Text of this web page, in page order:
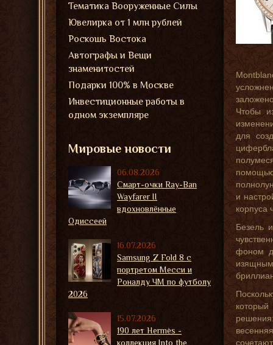
Чтобы
для
и
корпуса
Безель
фоном
который
Тематика Вооруженные Силы
Ювелирка от 1 млн рублей
Роскошь Востока
Автографы и Вещи
знаменитостей
Подарки 100% в Москве
Инвестиционные работы в
одном экземпляре
Мировые новости
06.08.2026
Смарт-очки Ray-Ban
Wayfarer II
вдохновлённые
Одиссеей
16.07.2026
Samsung Z Fold 8 с
портретом Месси и
Роналду ЧМ по футболу
2026
15.07.2026
190 лет Hermès -
коллекция Into the